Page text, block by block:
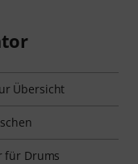
Übersicht
für Drums